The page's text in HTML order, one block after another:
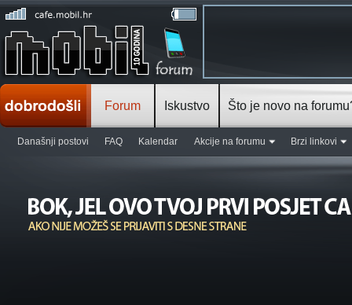
Forum
Današnji postovi FAQ Kalendar Akcije na forumu Brzi linkovi
Iskustvo Što je novo na